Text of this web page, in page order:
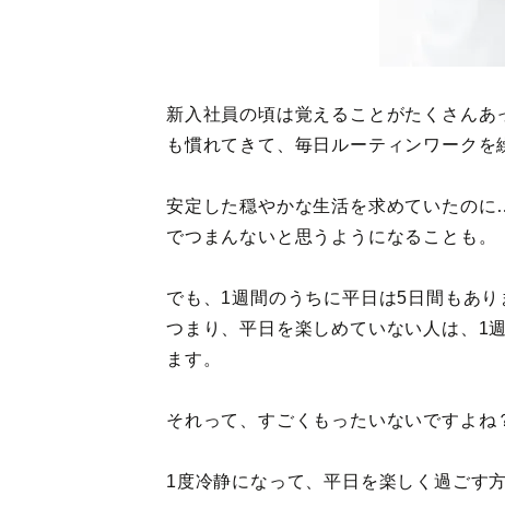
新入社員の頃は覚えることがたくさん
も慣れてきて、毎日ルーティンワーク
安定した穏やかな生活を求めていたの
でつまんないと思うようになることも。
でも、1週間のうちに平日は5日間もあり
つまり、平日を楽しめていない人は、1
ます。
それって、すごくもったいないですよね
1度冷静になって、平日を楽しく過ごす